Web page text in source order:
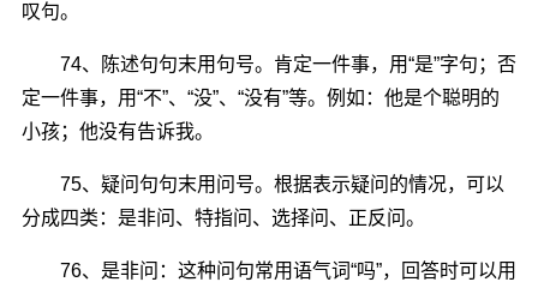
叹句。
74、陈述句句末用句号。肯定一件事，用“是”字句；否
定一件事，用“不”、“没”、“没有”等。例如：他是个聪明的
小孩；他没有告诉我。
75、疑问句句末用问号。根据表示疑问的情况，可以
分成四类：是非问、特指问、选择问、正反问。
76、是非问：这种问句常用语气词“吗”，回答时可以用